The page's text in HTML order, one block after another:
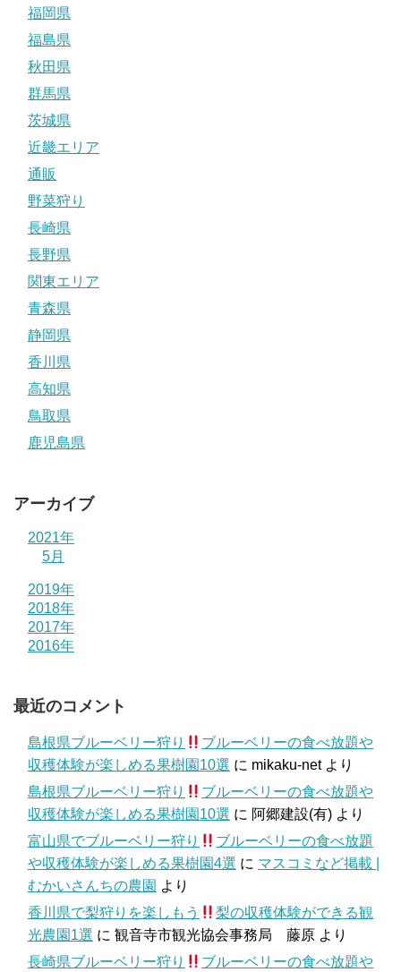
福岡県
福島県
秋田県
群馬県
茨城県
近畿エリア
通販
野菜狩り
長崎県
長野県
関東エリア
青森県
静岡県
香川県
高知県
鳥取県
鹿児島県
アーカイブ
2021年
5月
2019年
2018年
2017年
2016年
最近のコメント
島根県ブルーベリー狩り
ブルーベリーの食べ放題や
収穫体験が楽しめる果樹園10選 に mikaku-netより
島根県ブルーベリー狩り
ブルーベリーの食べ放題や
収穫体験が楽しめる果樹園10選 に 阿郷建設(有) より
富山県でブルーベリー狩り
ブルーベリーの食べ放題
や収穫体験が楽しめる果樹園4選 に マスコミなど掲載 |
むかいさんちの農園 より
香川県で梨狩りを楽しもう
梨の収穫体験ができる観
光農園1選 に 観音寺市観光協会事務局 藤原 より
長崎県ブルーベリー狩り
ブルーベリーの食べ放題や